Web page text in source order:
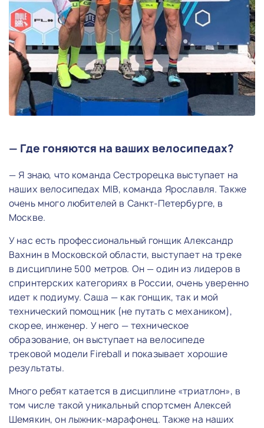
— Где гоняются на ваших велосипедах?
— Я знаю, что команда Сестрорецка выступает на
наших велосипедах MIB, команда Ярославля. Также
очень много любителей в Санкт-Петербурге, в
Москве.
У нас есть профессиональный гонщик Александр
Вахнин в Московской области, выступает на треке
в дисциплине 500 метров. Он — один из лидеров в
спринтерских категориях в России, очень уверенно
идет к подиуму. Саша — как гонщик, так и мой
технический помощник (не путать с механиком),
скорее, инженер. У него — техническое
образование, он выступает на велосипеде
трековой модели Fireball и показывает хорошие
результаты.
Много ребят катается в дисциплине «триатлон», в
том числе такой уникальный спортсмен Алексей
Шемякин, он лыжник-марафонец. Также на наших